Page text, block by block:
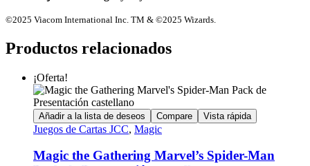
©2025 Viacom International Inc. TM & ©2025 Wizards.
Productos relacionados
¡Oferta!
Añadir a la lista de deseos Compare Vista rápida
Juegos de Cartas JCC, Magic
Magic the Gathering Marvel’s Spider-Man